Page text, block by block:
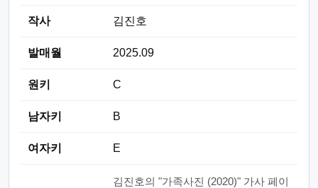
작사 김진호
발매월 2025.09
원키 C
남자키 B
여자키 E
김진호의 "가족사진 (2020)" 가사 페이